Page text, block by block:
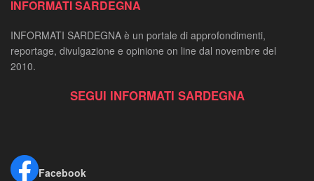
INFORMATI SARDEGNA
INFORMATI SARDEGNA è un portale di approfondimenti,
reportage, divulgazione e opinione on line dal novembre del
2010.
SEGUI INFORMATI SARDEGNA
Facebook